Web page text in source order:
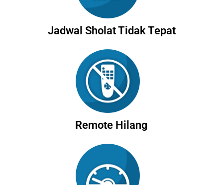
Jadwal Sholat Tidak Tepat
Remote Hilang